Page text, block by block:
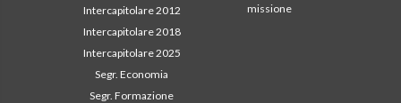
Intercapitolare 2012
Intercapitolare 2018
Intercapitolare 2025
Segr. Economia
Segr. Formazione
missione